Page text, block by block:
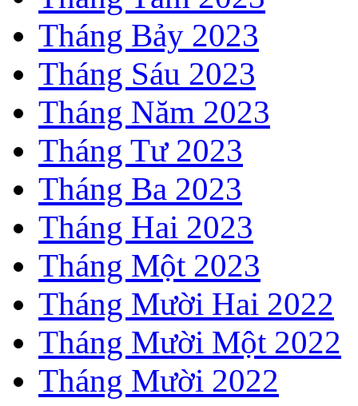
Tháng Bảy 2023
Tháng Sáu 2023
Tháng Năm 2023
Tháng Tư 2023
Tháng Ba 2023
Tháng Hai 2023
Tháng Một 2023
Tháng Mười Hai 2022
Tháng Mười Một 2022
Tháng Mười 2022